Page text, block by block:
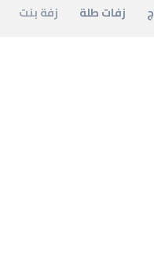
زفات طلة زفة بنت